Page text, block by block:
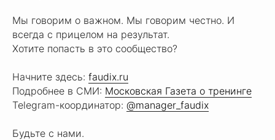
Мы говорим о важном. Мы говорим честно. И
всегда с прицелом на результат.
Хотите попасть в это сообщество?
Начните здесь: faudix.ru
Подробнее в СМИ: Московская Газета о тренинге
Telegram-координатор: @manager_faudix
Будьте с нами.